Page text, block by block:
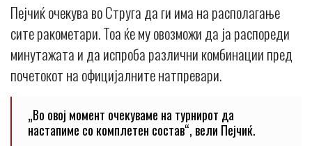
Пејчиќ очекува во Струга да ги има на располагање
сите ракометари. Тоа ќе му овозможи да ја распореди
минутажата и да испроба различни комбинации пред
почетокот на официјалните натпревари.
„Во овој момент очекуваме на турнирот да
настапиме со комплетен состав“, вели Пејчиќ.